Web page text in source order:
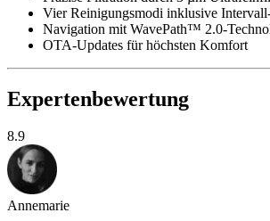
Vier Reinigungsmodi inklusive
Navigation mit WavePath™ 2.0-
OTA-Updates für höchsten Komfort
Expertenbewertung
8.9
Annemarie